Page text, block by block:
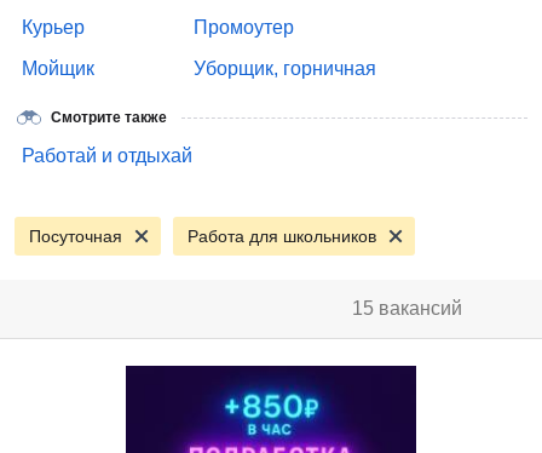
Зарплата
Курьер
Мойщик
Промоутер
Уборщик, горничная
Смотрите также
Работай и отдыхай
Посуточная Работа для школьников
15 вакансий